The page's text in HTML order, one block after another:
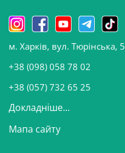
н
о
в
и
м. Харків, вул. Тюрінська, 5
+38 (098) 058 78 02
+38 (057) 732 65 25
Докладніше...
Мапа сайту